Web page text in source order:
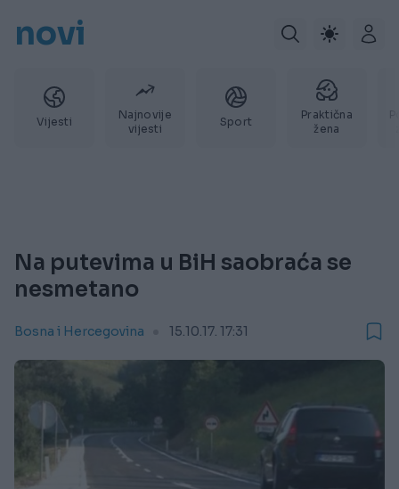
novi
Vijesti
Najnovije
vijesti
Sport
Praktična
žena
Na putevima u BiH saobraća se
nesmetano
Bosna i Hercegovina 15.10.17. 17:31